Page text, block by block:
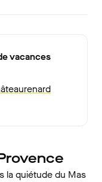
vacances
la quiétude du Mas